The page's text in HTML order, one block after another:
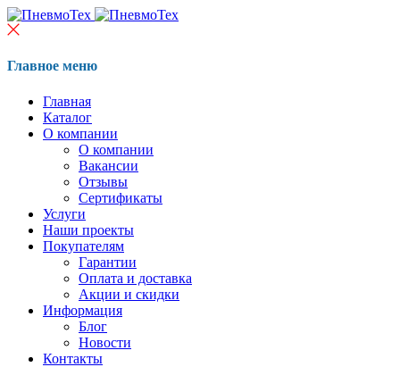
Главное меню
Главная
Каталог
О компании
О компании
Вакансии
Отзывы
Сертификаты
Услуги
Наши проекты
Покупателям
Гарантии
Оплата и доставка
Акции и скидки
Информация
Блог
Новости
Контакты